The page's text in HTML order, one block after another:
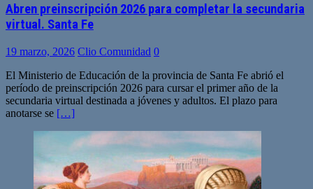
Abren preinscripción 2026 para completar la secundaria
virtual. Santa Fe
19 marzo, 2026 Clio Comunidad 0
El Ministerio de Educación de la provincia de Santa Fe abrió el
período de preinscripción 2026 para cursar el primer año de la
secundaria virtual destinada a jóvenes y adultos. El plazo para
anotarse se […]